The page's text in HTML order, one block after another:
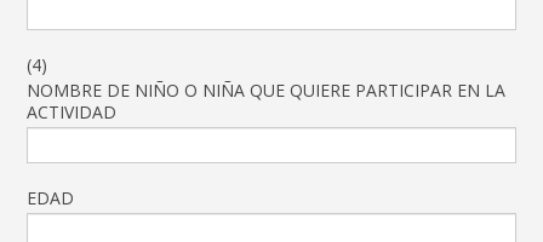
(4)
NOMBRE DE NIÑO O NIÑA QUE QUIERE PARTICIPAR EN LA
ACTIVIDAD
EDAD